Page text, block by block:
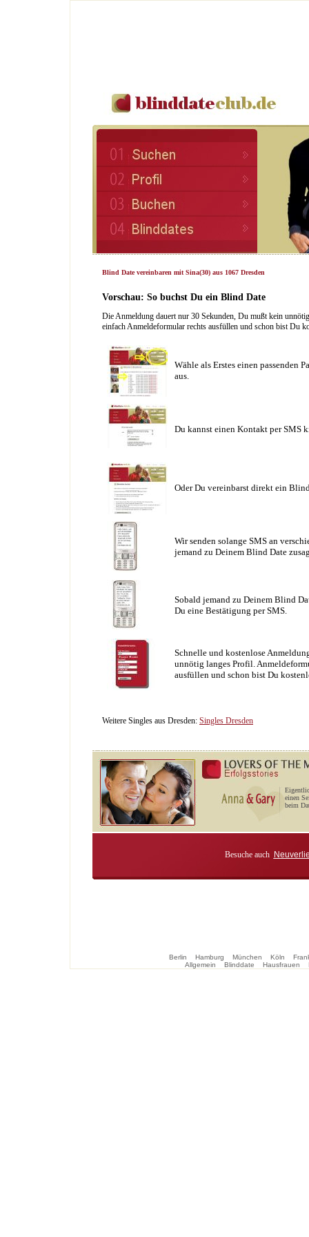
Blind Date vereinbaren mit Sina(30) aus 1067 Dresden
Vorschau: So buchst Du ein Blind Date
Die Anmeldung dauert nur 30 Sekunden, Du mußt kein
einfach Anmeldeformular rechts ausfüllen und schon bist Du
Wähle als Erstes einen passenden
aus.
Du kannst einen Kontakt per SMS
Oder Du vereinbarst direkt ein
Wir senden solange SMS an
jemand zu Deinem Blind Date
Sobald jemand zu Deinem Blind
Du eine Bestätigung per SMS.
Schnelle und kostenlose
unnötig langes Profil.
ausfüllen und schon bist Du
Weitere Singles aus Dresden: Singles Dresden
einen
beim
Besuche auch
Berlin Hamburg München Köln
Allgemein
Blinddate Hausfrauen